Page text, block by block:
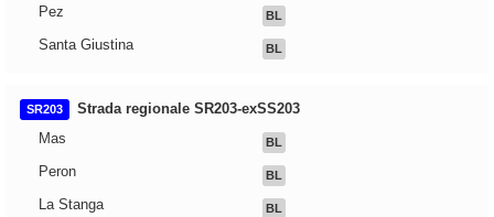
Pez BL
Santa Giustina BL
SR203
Strada regionale SR203-exSS203
Mas
BL
Peron BL
La Stanga BL